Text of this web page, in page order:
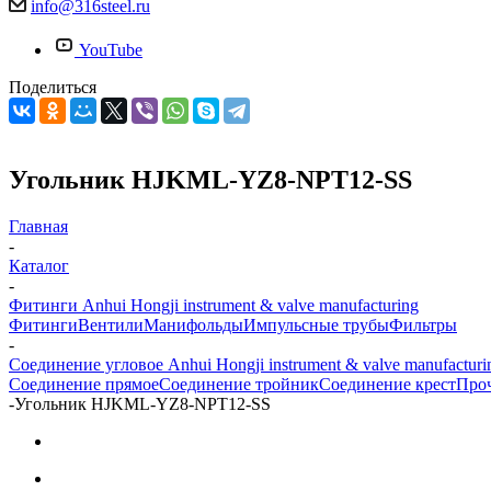
info@316steel.ru
YouTube
Поделиться
Угольник HJKML-YZ8-NPT12-SS
Главная
-
Каталог
-
Фитинги Anhui Hongji instrument & valve manufacturing
ФитингиВентилиМанифольдыИмпульсные трубыФильтры
-
Соединение угловое Anhui Hongji instrument & valve
Соединение прямоеСоединение тройникСоединение крест
-Угольник HJKML-YZ8-NPT12-SS